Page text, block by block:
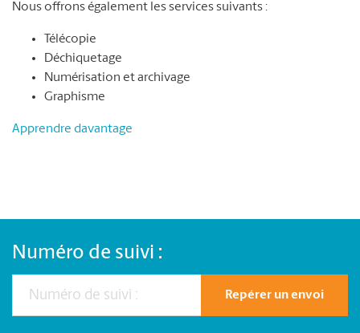
Nous offrons également les services suivants :
Télécopie
Déchiquetage
Numérisation et archivage
Graphisme
Apprendre davantage
Numéro de suivi :
Repérer un envoi